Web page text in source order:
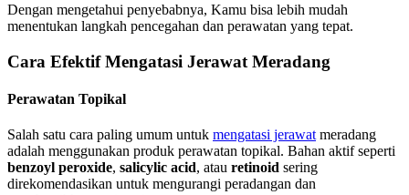
Dengan mengetahui penyebabnya, Kamu bisa lebih mudah
menentukan langkah pencegahan dan perawatan yang tepat.
Cara Efektif Mengatasi Jerawat Meradang
Perawatan Topikal
Salah satu cara paling umum untuk mengatasi jerawat meradang
adalah menggunakan produk perawatan topikal. Bahan aktif seperti
benzoyl peroxide, salicylic acid, atau retinoid sering
direkomendasikan untuk mengurangi peradangan dan